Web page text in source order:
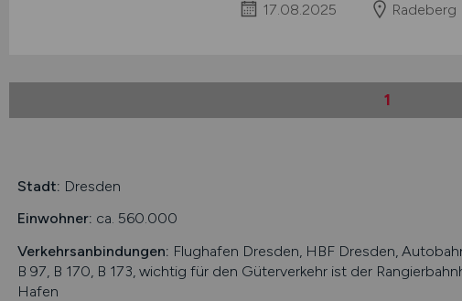
17.08.2025 Radeberg
1
Stadt: Dresden
Einwohner: ca. 560.000
Verkehrsanbindungen: Flughafen Dresden, HBF Dresden,
B 97, B 170, B 173, wichtig für den Güterverkehr ist der
Hafen